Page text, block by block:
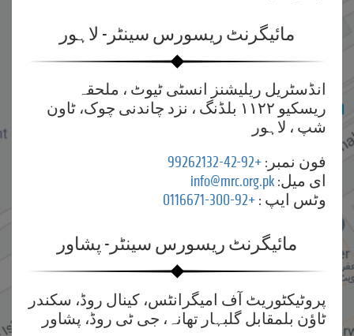
مائیگرنٹ ریسورس سینٹر- لاہور
انڈسٹریل ریلیشنز انسٹی ٹیوٹ ، ملحقہ
ریسکیو ۱۱۲۲ بلڈنگ ، نزد چاندنی چوک، ٹاون
شپ ، لاہور
فون نمبر: +92-42-99262132
ای میل: info@mrc.org.pk
وٹس ایپ : +92-300-0116671
مائیگرنٹ ریسورس سینٹر- پشاور
پروٹیکٹوریٹ آف امیگرانٹس، کینال روڈ، سکندر
ٹاؤن بلمقابل گلبہار تھانہ، جی ٹی روڈ، پشاور